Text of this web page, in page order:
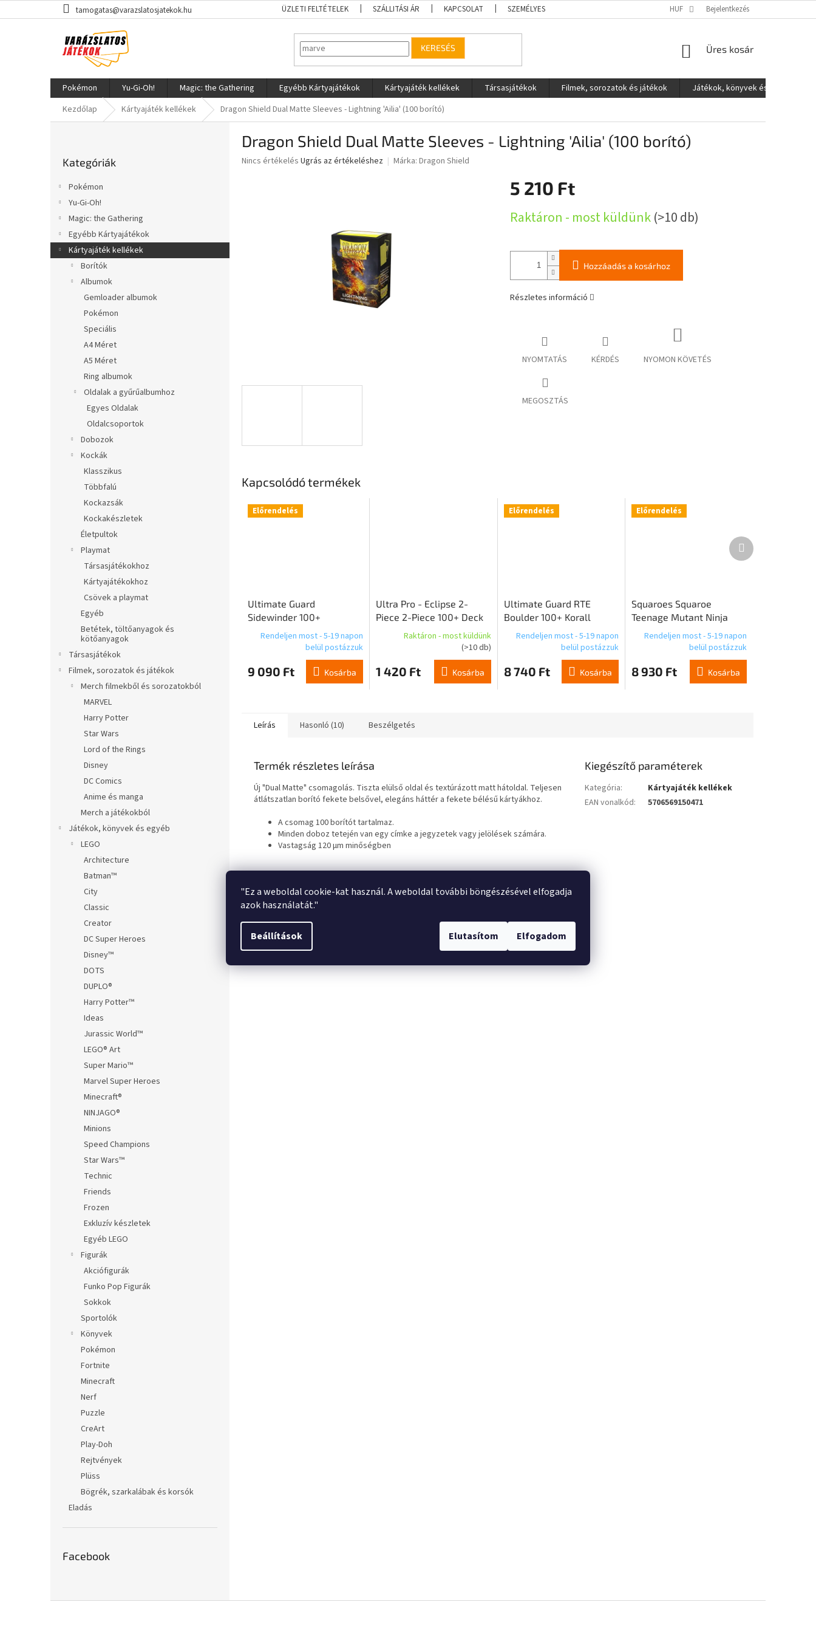
"Ez a weboldal cookie-kat használ. A weboldal további böngészésével elfogadja
azok használatát."
Beállítások Elutasítom Elfogadom
a
tamogatas@varazslatosjatekok.hu ÜZLETI FELTÉTELEK SZÁLLITÁSI ÁR KAPCSOLAT SZEMÉLYES ADATOK VÉDELME HUF Bejelentkezés
KERESÉS KOSÁR
Üres kosár
Pokémon Yu-Gi-Oh! Magic: the Gathering Egyébb Kártyajátékok Kártyajáték kellékek Társasjátékok Filmek, sorozatok és játékok
Játékok, könyvek és egyéb
Kezdőlap
Kártyajáték kellékek Dragon Shield Dual Matte Sleeves - Lightning 'Ailia' (100 borító)
e
átugrása
Kategóriák
Pokémon
Yu-Gi-Oh!
Magic: the Gathering
Egyébb Kártyajátékok
Kártyajáték kellékek
Borítók
Albumok
Gemloader albumok
Pokémon
Speciális
A4 Méret
A5 Méret
Ring albumok
Oldalak a gyűrűalbumhoz
Egyes Oldalak
Oldalcsoportok
Dobozok
Kockák
Klasszikus
Többfalú
Kockazsák
Kockakészletek
Életpultok
Playmat
Társasjátékokhoz
Kártyajátékokhoz
Csövek a playmat
Egyéb
Betétek, töltőanyagok és
kötőanyagok
Társasjátékok
Filmek, sorozatok és játékok
Merch filmekből és sorozatokból
MARVEL
Harry Potter
Star Wars
Lord of the Rings
Disney
DC Comics
Anime és manga
Merch a játékokból
Játékok, könyvek és egyéb
LEGO
Architecture
Batman™
City
Classic
Creator
DC Super Heroes
Disney™
DOTS
DUPLO®
Harry Potter™
Ideas
Jurassic World™
LEGO® Art
Super Mario™
Marvel Super Heroes
Minecraft®
NINJAGO®
Minions
Speed Champions
Star Wars™
Technic
Friends
Frozen
Exkluzív készletek
Egyéb LEGO
Figurák
Akciófigurák
Funko Pop Figurák
Sokkok
Sportolók
Könyvek
Pokémon
Fortnite
Minecraft
Nerf
Puzzle
CreArt
Play-Doh
Rejtvények
Plüss
Bögrék, szarkalábak és korsók
Eladás
Facebook
Dragon Shield Dual Matte Sleeves - Lightning 'Ailia' (100 borító)
A
Nincs értékelés Ugrás az értékeléshez Márka: Dragon Shield
5 210 Ft
Raktáron - most küldünk(>10 db)
Hozzáadás a kosárhoz
Részletes információ
NYOMTATÁS KÉRDÉS NYOMON KÖVETÉS
MEGOSZTÁS
Kapcsolódó termékek
Előrendelés
Ultimate Guard
Sidewinder 100+
Xenoskin Magic: The
Gathering "Lorwyn
Uncommon
Rendeljen most - 5-19 napon
belül postázzuk
9 090 Ft Kosárba
Ultra Pro - Eclipse 2-
Piece 2-Piece 100+ Deck
Box Forest Green
Raktáron - most küldünk
(>10 db)
1 420 Ft Kosárba
Előrendelés
Ultimate Guard RTE
Boulder 100+ Korall
helyek - Coralline Eden
Rendeljen most - 5-19 napon
belül postázzuk
8 740 Ft Kosárba
Előrendelés
Squaroes Squaroe
Teenage Mutant Ninja
Turtles™ NT016 - Action
Mode Raphael
Rendeljen most - 5-19 napon
belül postázzuk
8 930 Ft Kosárba
Következő
termék
Leírás Hasonló (10) Beszélgetés
Termék részletes leírása
Új "Dual Matte" csomagolás. Tiszta elülső oldal és textúrázott matt hátoldal. Teljesen
átlátszatlan borító fekete belsővel, elegáns háttér a fekete bélésű kártyákhoz.
A csomag 100 borítót tartalmaz.
Minden doboz tetején van egy címke a jegyzetek vagy jelölések számára.
Vastagság 120 μm minőségben
Kiegészítő paraméterek
Kategória:
Kártyajáték kellékek
EAN vonalkód: 5706569150471